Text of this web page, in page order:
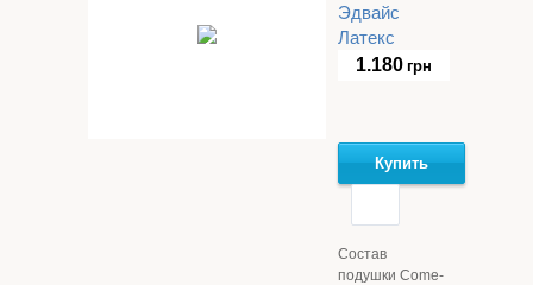
Эдвайс
Латекс
1.180 грн
Купить
Состав
подушки Come-